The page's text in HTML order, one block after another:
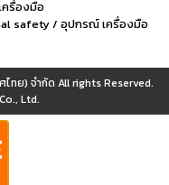
ครื่องมือ
safety / อุปกรณ์ เครื่องมือ
ไทย) จำกัด All rights Reserved.
Ltd.